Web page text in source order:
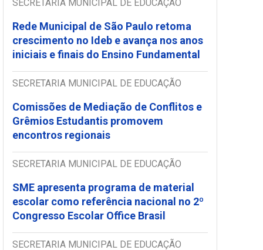
SECRETARIA MUNICIPAL DE EDUCAÇÃO
Rede Municipal de São Paulo retoma
crescimento no Ideb e avança nos anos
iniciais e finais do Ensino Fundamental
SECRETARIA MUNICIPAL DE EDUCAÇÃO
Comissões de Mediação de Conflitos e
Grêmios Estudantis promovem
encontros regionais
SECRETARIA MUNICIPAL DE EDUCAÇÃO
SME apresenta programa de material
escolar como referência nacional no 2º
Congresso Escolar Office Brasil
SECRETARIA MUNICIPAL DE EDUCAÇÃO